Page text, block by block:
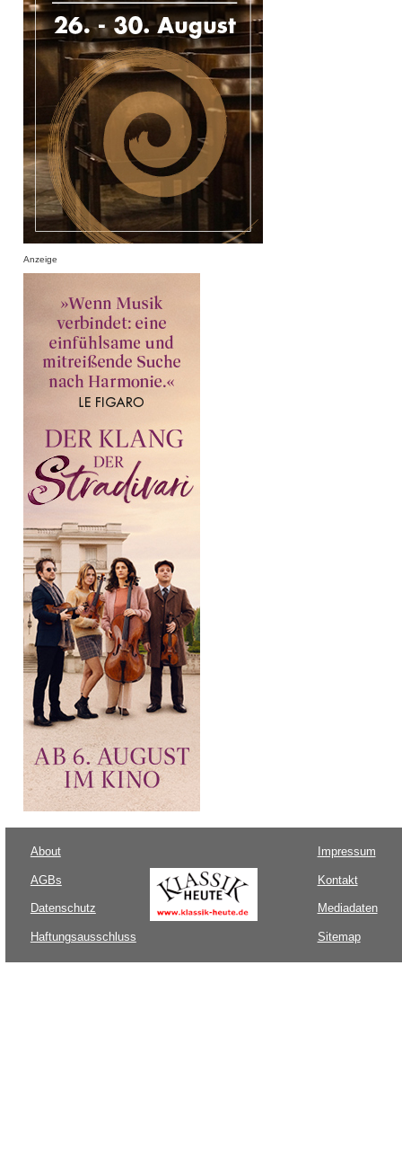
Anzeige
About
AGBs
Datenschutz
Haftungsausschluss
Impressum
Kontakt
Mediadaten
Sitemap